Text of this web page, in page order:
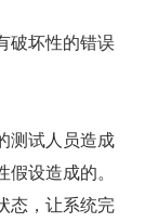
破坏性的错误
测试人员造成
设造成的。
态，让系统完